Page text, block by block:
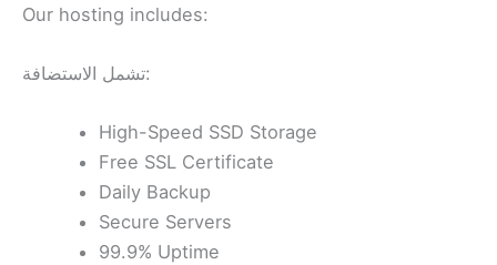
Our hosting includes:
تشمل الاستضافة:
High-Speed SSD Storage
Free SSL Certificate
Daily Backup
Secure Servers
99.9% Uptime